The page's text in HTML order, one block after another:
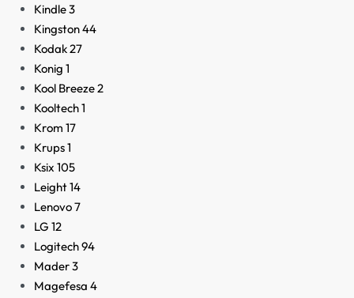
Kindle3
Kingston44
Kodak27
Konig 1
Kool Breeze2
Kooltech1
Krom 17
Krups1
Ksix 105
Leight14
Lenovo7
LG 12
Logitech94
Mader3
Magefesa 4